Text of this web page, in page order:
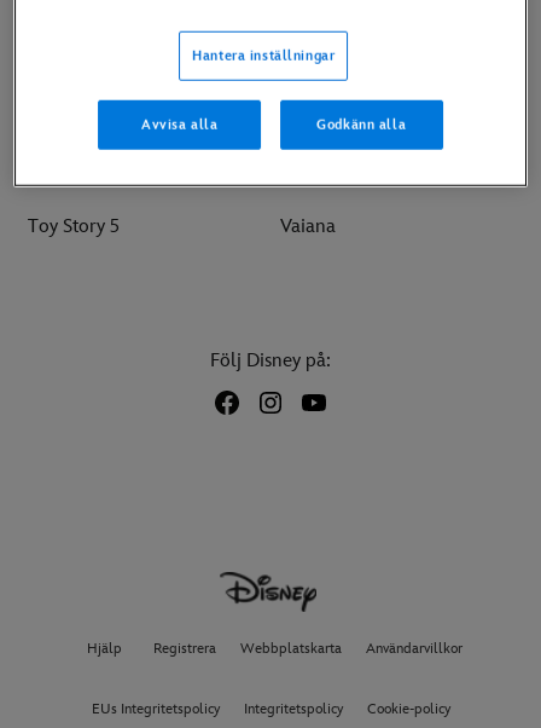
Hexe: Den Magiska Världen Ice Age: Kokpunkten
Oasis: Don't Look Back In
Star Wars: The Mandalorian
Toy Story 5 Vaiana
Följ Disney på:
Hjälp Registrera Webbplatskarta Användarvillkor
EUs Integritetspolicy Integritetspolicy Cookie-policy
Hantera inställningar
Avvisa alla Godkänn alla